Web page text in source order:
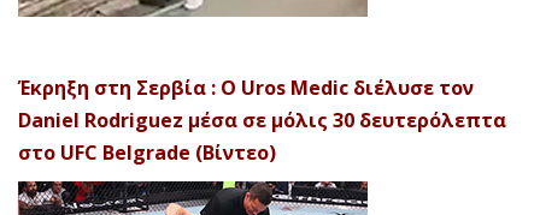
Έκρηξη στη Σερβία : Ο Uros Medic διέλυσε τον
Daniel Rodriguez μέσα σε μόλις 30 δευτερόλεπτα
στο UFC Belgrade (Βίντεο)